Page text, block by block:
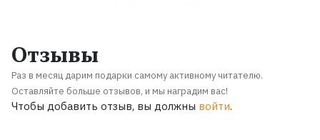
Отзывы
Раз в месяц дарим подарки самому активному читателю.
Оставляйте больше отзывов, и мы наградим вас!
Чтобы добавить отзыв, вы должны войти.